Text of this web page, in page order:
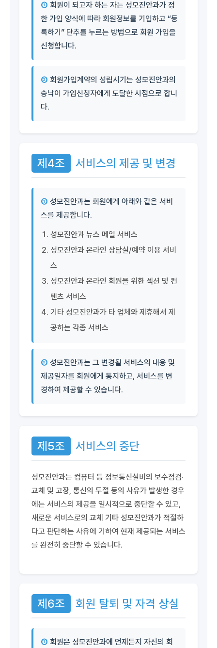
① 회원이 되고자 하는 자는 성모진안과가 정
한 가입 양식에 따라 회원정보를 기입하고 “등
록하기” 단추를 누르는 방법으로 회원 가입을
신청합니다.
② 회원가입계약의 성립시기는 성모진안과의
승낙이 가입신청자에게 도달한 시점으로 합니
다.
제4조 서비스의 제공 및 변경
① 성모진안과는 회원에게 아래와 같은 서비
스를 제공합니다.
성모진안과 뉴스 메일 서비스
성모진안과 온라인 상담실/예약 이용 서비
스
성모진안과 온라인 회원을 위한 섹션 및 컨
텐츠 서비스
기타 성모진안과가 타 업체와 제휴해서 제
공하는 각종 서비스
② 성모진안과는 그 변경될 서비스의 내용 및
제공일자를 회원에게 통지하고, 서비스를 변
경하여 제공할 수 있습니다.
제5조 서비스의 중단
성모진안과는 컴퓨터 등 정보통신설비의 보수점검·
교체 및 고장, 통신의 두절 등의 사유가 발생한 경우
에는 서비스의 제공을 일시적으로 중단할 수 있고,
새로운 서비스로의 교체 기타 성모진안과가 적절하
다고 판단하는 사유에 기하여 현재 제공되는 서비스
를 완전히 중단할 수 있습니다.
제6조 회원 탈퇴 및 자격 상실
① 회원은 성모진안과에 언제든지 자신의 회